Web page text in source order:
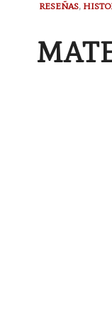
RESEÑAS,